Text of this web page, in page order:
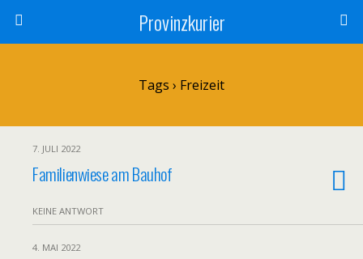
Provinzkurier
Tags › Freizeit
7. JULI 2022
Familienwiese am Bauhof
KEINE ANTWORT
4. MAI 2022